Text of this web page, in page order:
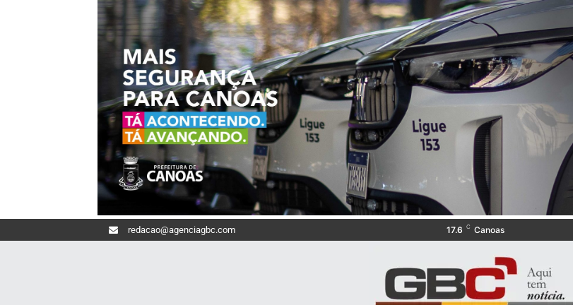
redacao@agenciagbc.com 17.6 C Canoas